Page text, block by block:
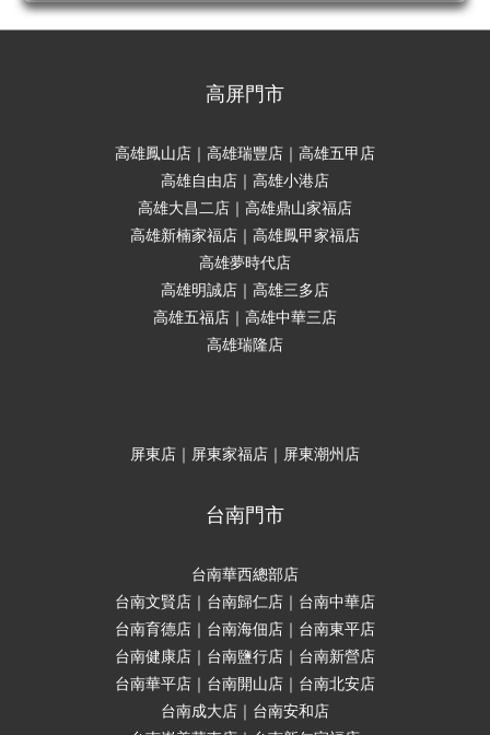
高屏門市
高雄鳳山店｜高雄瑞豐店｜高雄五甲店
高雄自由店｜高雄小港店
高雄大昌二店｜高雄鼎山家福店
高雄新楠家福店｜高雄鳳甲家福店
高雄夢時代店
高雄明誠店｜高雄三多店
高雄五福店｜高雄中華三店
高雄瑞隆店
屏東店｜屏東家福店｜屏東潮州店
台南門市
台南華西總部店
台南文賢店｜台南歸仁店｜台南中華店
台南育德店｜台南海佃店｜台南東平店
台南健康店｜台南鹽行店｜台南新營店
台南華平店｜台南開山店｜台南北安店
台南成大店｜台南安和店